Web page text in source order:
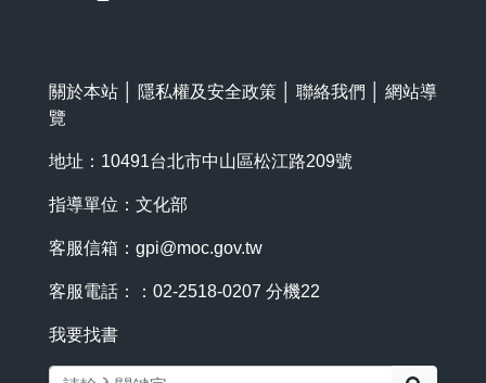
關於本站 隱私權及安全政策 聯絡我們
網站導
覽
地址：10491台北市中山區松江路209號
指導單位：文化部
客服信箱： gpi@moc.gov.tw
客服電話：：02-2518-0207 分機22
我要找書